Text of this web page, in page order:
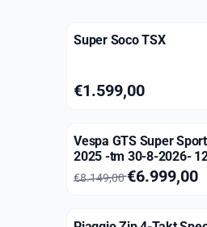
Super Soco TSX
Prijs: 1 599,00
€1.599,00
Vespa GTS Super
2025 -tm 30-8-2026-
Van 8 149,00 voor 6
€8.149,00€6.999,00